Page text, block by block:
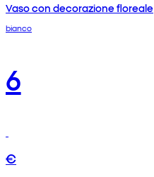
Vaso con decorazione floreale
bianco
6
€